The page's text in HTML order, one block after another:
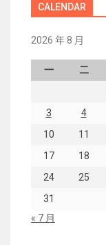
CALENDAR
2026 年 8 月
一 二
3
4
10
11
17
18
24
25
31
« 7 月